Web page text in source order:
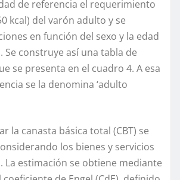
de referencia el requerimiento
kcal) del varón adulto y se
en función del sexo y la edad
Se construye así una tabla de
se presenta en el cuadro 4. A esa
se la denomina ‘adulto
la canasta básica total (CBT) se
los bienes y servicios
La estimación se obtiene mediante